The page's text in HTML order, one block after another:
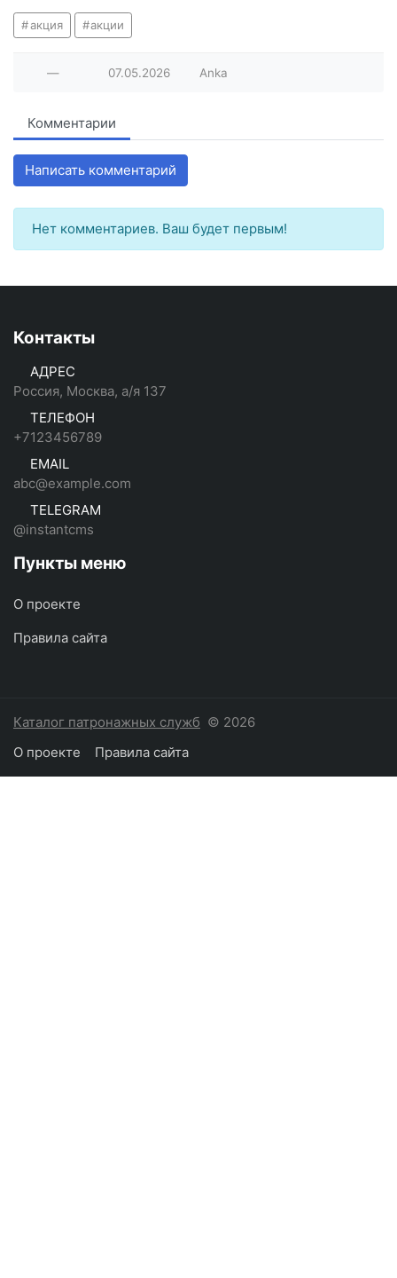
акция акции
— 07.05.2026 Anka
Комментарии
Написать комментарий
Нет комментариев. Ваш будет первым!
Контакты
АДРЕС
Россия, Москва, а/я 137
ТЕЛЕФОН
+7123456789
EMAIL
abc@example.com
TELEGRAM
@instantcms
Пункты меню
О проекте
Правила сайта
Каталог патронажных служб © 2026
О проекте
Правила сайта